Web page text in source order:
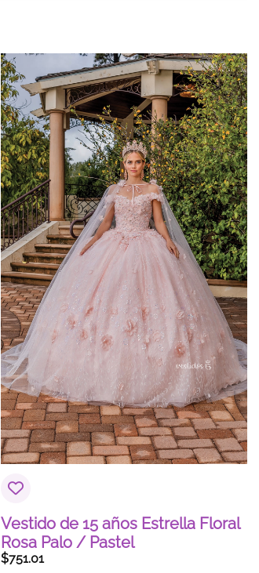
Vestido de 15 años Estrella Floral
Rosa Palo / Pastel
$751.01